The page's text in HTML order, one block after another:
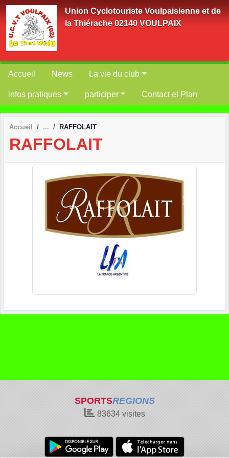
Union Cyclotouriste Voulpaisienne et de
la Thiérache 02140 VOULPAIX
Accueil News La vie du club
infos pratiques participer Contact et Plan
Accueil RAFFOLAIT
RAFFOLAIT
SPORTSREGIONS
83634visites
Panneau de gestion des cookies